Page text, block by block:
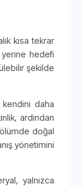
kısa tekrar
hedefi
şekilde
kendini daha
ardından
doğal
yönetimini
yalnızca